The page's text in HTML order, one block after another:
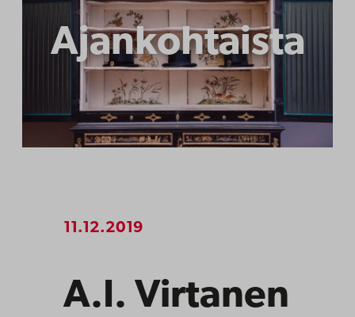
Ajankohtaista
11.12.2019
A.I. Virtanen